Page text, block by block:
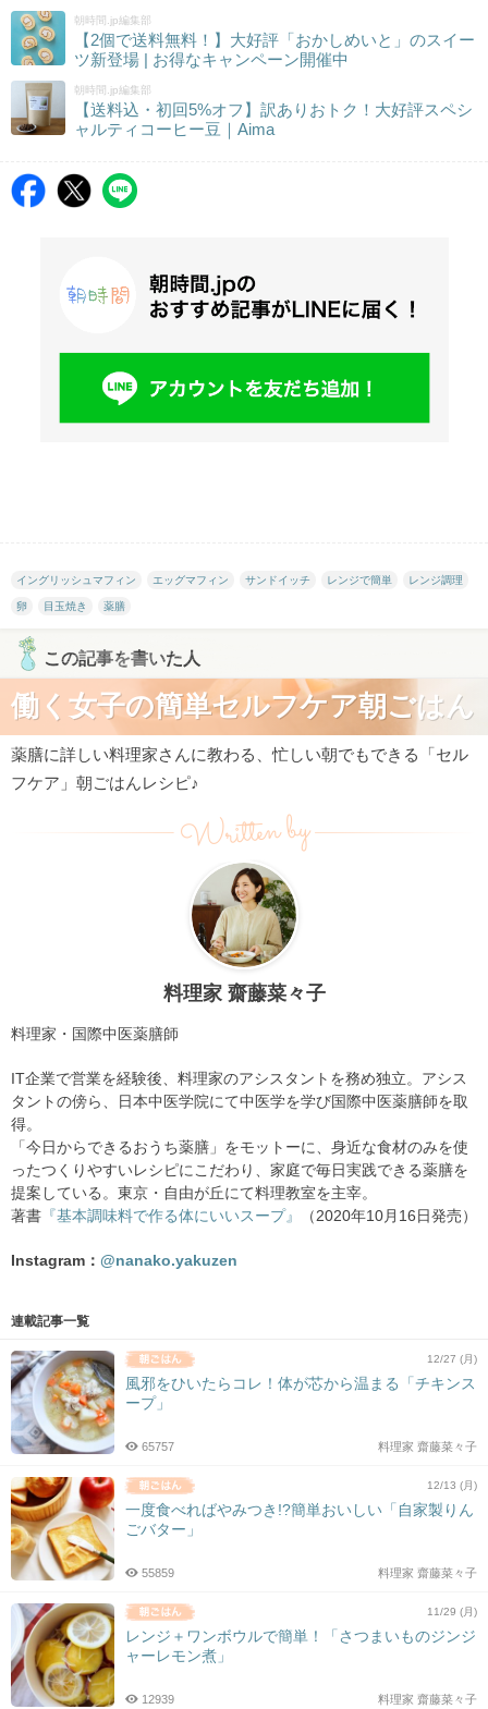
朝時間.jp編集部
【2個で送料無料！】大好評「おかしめいと」のスイー
ツ新登場 | お得なキャンペーン開催中
朝時間.jp編集部
【送料込・初回5%オフ】訳ありおトク！大好評スペシ
ャルティコーヒー豆｜Aima
イングリッシュマフィン エッグマフィン サンドイッチ レンジで簡単 レンジ調理
卵 目玉焼き 薬膳
この記事を書いた人
働く女子の簡単セルフケア朝ごはん
薬膳に詳しい料理家さんに教わる、忙しい朝でもできる「セル
フケア」朝ごはんレシピ♪
Written by
料理家 齋藤菜々子
料理家・国際中医薬膳師
IT企業で営業を経験後、料理家のアシスタントを務め独立。アシス
タントの傍ら、日本中医学院にて中医学を学び国際中医薬膳師を取
得。
「今日からできるおうち薬膳」をモットーに、身近な食材のみを使
ったつくりやすいレシピにこだわり、家庭で毎日実践できる薬膳を
提案している。東京・自由が丘にて料理教室を主宰。
著書 『基本調味料で作る体にいいスープ』 （2020年10月16日発売）
Instagram： @nanako.yakuzen
連載記事一覧
12/27 (月)
風邪をひいたらコレ！体が芯から温まる「チキンス
ープ」
料理家 齋藤菜々子
65757
12/13 (月)
一度食べればやみつき!?簡単おいしい「自家製りん
ごバター」
料理家 齋藤菜々子
55859
11/29 (月)
レンジ＋ワンボウルで簡単！「さつまいものジンジ
ャーレモン煮」
料理家 齋藤菜々子
12939